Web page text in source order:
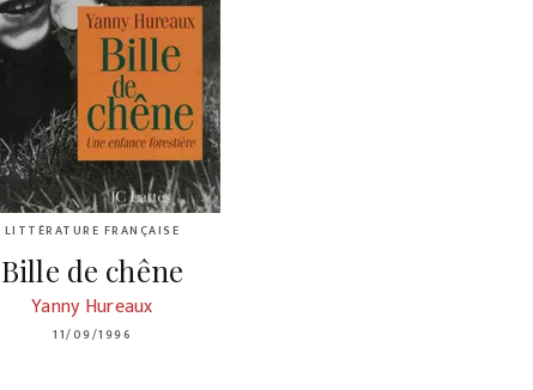
LITTÉRATURE FRANÇAISE
Bille de chêne
Yanny Hureaux
11/09/1996